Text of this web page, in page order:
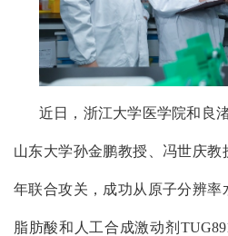
近日，浙江大学医学院和良
山东大学孙金鹏教授、冯世庆
年联合攻关，成功从原子分辨率
脂肪酸和人工合成激动剂